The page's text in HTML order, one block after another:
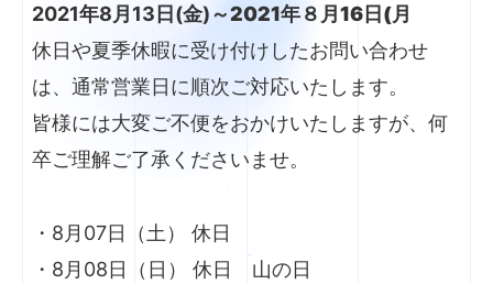
2021年8月13日(金)～2021年８月16日(月
休日や夏季休暇に受け付けしたお問い合わせ
は、通常営業日に順次ご対応いたします。
皆様には大変ご不便をおかけいたしますが、何
卒ご理解ご了承くださいませ。
・8月07日（土） 休日
・8月08日（日） 休日 山の日